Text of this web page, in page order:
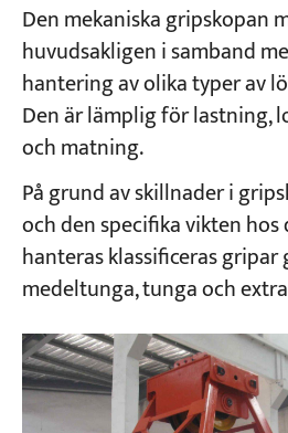
Den mekaniska gripskopan
huvudsakligen i samband
hantering av olika typer av
Den är lämplig för lastning,
och matning.
På grund av skillnader i
och den specifika vikten
hanteras klassificeras
medeltunga, tunga och